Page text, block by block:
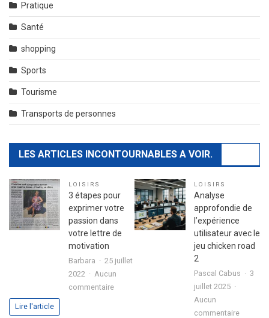
Pratique
Santé
shopping
Sports
Tourisme
Transports de personnes
LES ARTICLES INCONTOURNABLES A VOIR.
LOISIRS
3 étapes pour
exprimer votre
passion dans
votre lettre de
motivation
Barbara
25 juillet
2022
Aucun
commentairesur
Lire l'article
LOISIRS
Analyse
approfondie de
l’expérience
utilisateur avec le
jeu chicken road
2
Pascal Cabus
3
juillet 2025
Aucun
commentairesur